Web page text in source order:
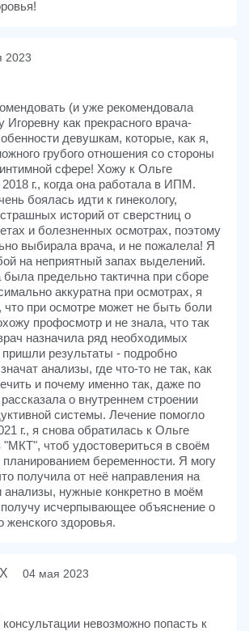
2023
(и уже рекомендовала
Игоревну как прекрасного врача-
девушкам, которые, как я,
грубого отношения со стороны
сфере! Хожу к Ольге
г., когда она работала в ИПМ.
боялась идти к гинекологу,
историй от сверстниц о
и болезненных осмотрах, поэтому
выбирала врача, и не пожалела! Я
на неприятный запах выделений.
предельно тактична при сборе
аккуратна при осмотрах, я
при осмотре может не быть боли
профосмотр и не знала, что так
назначила ряд необходимых
пришли результаты - подробно
анализы, где что-то не так, как
и почему именно так, даже по
о внутреннем строении
системы. Лечение помогло
г., я снова обратилась к Ольге
"МКТ", чтоб удостовериться в своём
планированием беременности. Я могу
получила от неё направления на
анализы, нужные конкретно в моём
исчерпывающее объяснение о
женского здоровья.
04 мая 2023
невозможно попасть к